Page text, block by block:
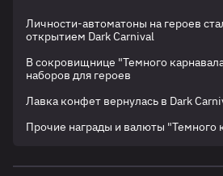
Личности-автоматоны на героев
открытием Dark Carnival
В сокровищнице "Темного
наборов для героев
Лавка конфет вернулась в Dark
Прочие награды и валюты "Темного